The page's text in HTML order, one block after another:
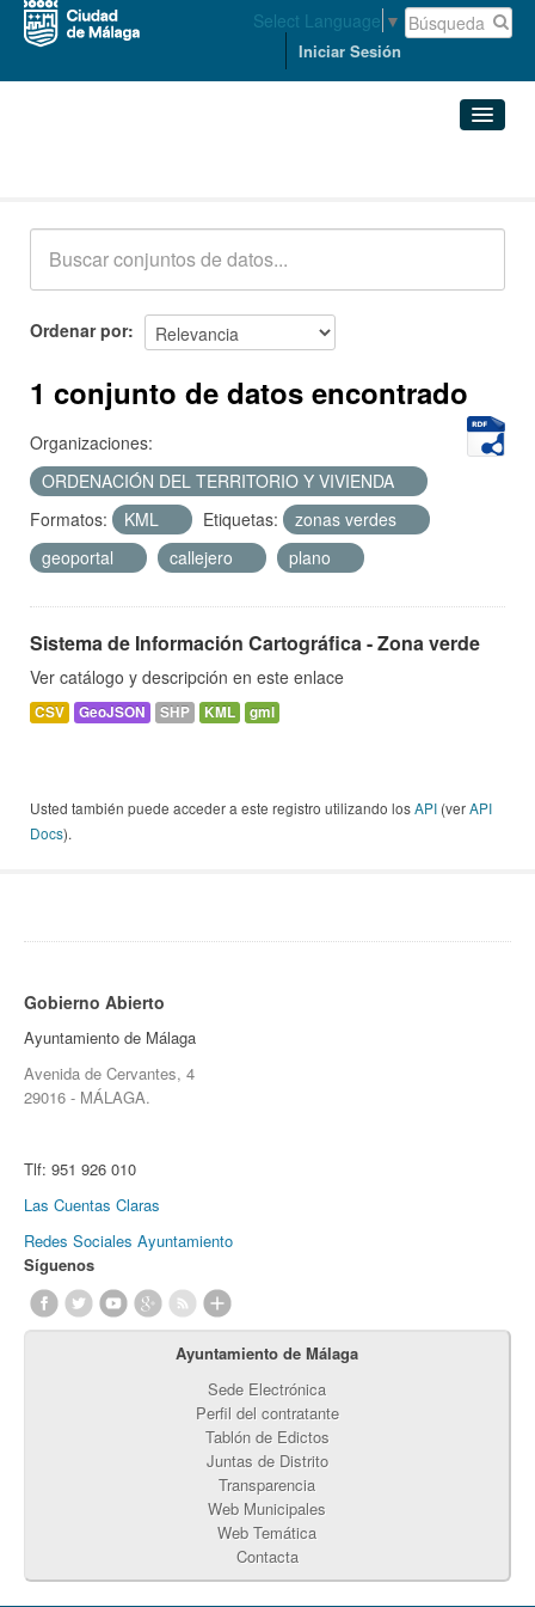
Select Language ▼
Iniciar Sesión
Acerca de
Ordenar por
1 conjunto de datos encontrado
Organizaciones:
ORDENACIÓN DEL TERRITORIO Y VIVIENDA
Formatos:
KML Etiquetas:
zonas verdes
geoportal
callejero plano
Sistema de Información Cartográfica - Zona verde
Ver catálogo y descripción en este enlace
CSV GeoJSON SHP KML gml
Usted también puede acceder a este registro utilizando losAPI (verAPI
Docs).
Gobierno Abierto
Ayuntamiento de Málaga
Avenida de Cervantes, 4
29016 - MÁLAGA.
Tlf: 951 926 010
Las Cuentas Claras
Redes Sociales Ayuntamiento
Síguenos
Ayuntamiento de Málaga
Sede Electrónica
Perfil del contratante
Tablón de Edictos
Juntas de Distrito
Transparencia
Web Municipales
Web Temática
Contacta